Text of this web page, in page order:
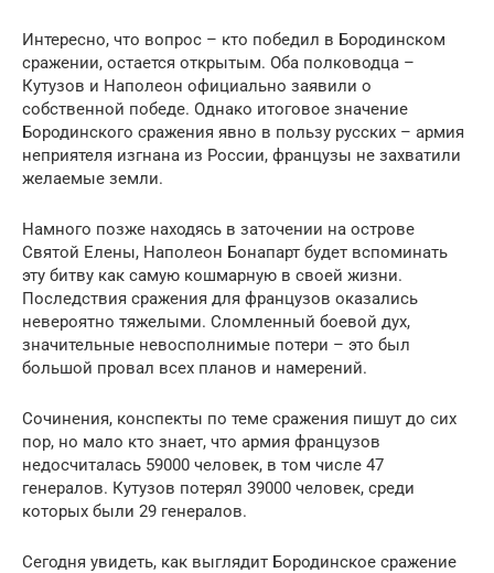
Интересно, что вопрос – кто победил в Бородинском
сражении, остается открытым. Оба полководца –
Кутузов и Наполеон официально заявили о
собственной победе. Однако итоговое значение
Бородинского сражения явно в пользу русских – армия
неприятеля изгнана из России, французы не захватили
желаемые земли.
Намного позже находясь в заточении на острове
Святой Елены, Наполеон Бонапарт будет вспоминать
эту битву как самую кошмарную в своей жизни.
Последствия сражения для французов оказались
невероятно тяжелыми. Сломленный боевой дух,
значительные невосполнимые потери – это был
большой провал всех планов и намерений.
Сочинения, конспекты по теме сражения пишут до сих
пор, но мало кто знает, что армия французов
недосчиталась 59000 человек, в том числе 47
генералов. Кутузов потерял 39000 человек, среди
которых были 29 генералов.
Сегодня увидеть, как выглядит Бородинское сражение